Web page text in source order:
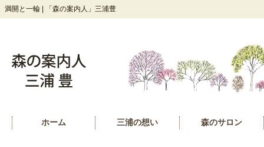
満開と一輪 | 「森の案内人」三浦豊
ホーム 三浦の想い 森のサロン